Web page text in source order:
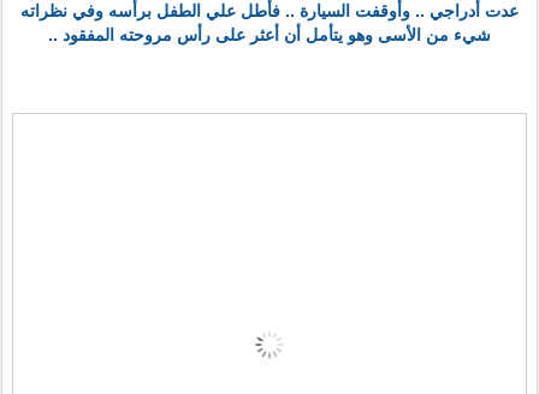
عدت أدراجي .. وأوقفت السيارة .. فأطل علي الطفل برأسه وفي نظراته
شيء من الأسى وهو يتأمل أن أعثر على رأس مروحته المفقود ..